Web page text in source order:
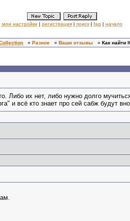
мои настройки | регистрация| поиск| faq | начало
» Разное » Ваши отзывы » Как найти
Либо их нет, либо нужно долго
и всё кто знает про сей сабж будут